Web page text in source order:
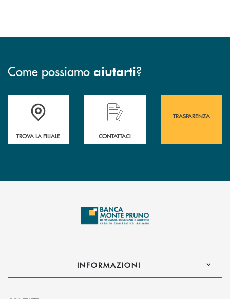
Come possiamo aiutarti?
Accedi all' elenco completo&nbsp; delle&nbsp; filiali&nbsp; di Banca
TROVA LA FILIALE
Hai bisogno di assistenza immediata?
CONTATTACI
TRASPARENZA
INFORMAZIONI